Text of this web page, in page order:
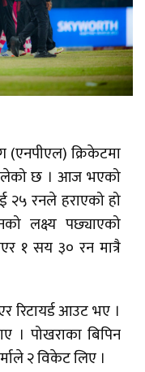
(एनपीएल) क्रिकेटमा
छ । आज भएको
रनले हराएको हो
लक्ष्य पछ्याएको
१ सय ३० रन मात्रै
रिटायर्ड आउट भए ।
। पोखराका बिपिन
२ विकेट लिए ।